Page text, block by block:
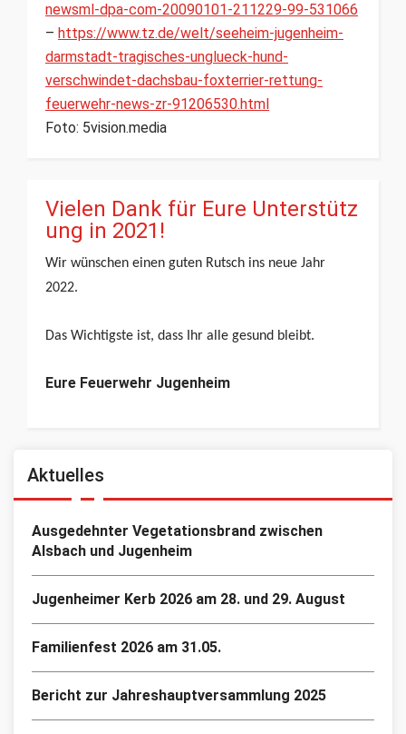
newsml-dpa-com-20090101-211229-99-531066
– https://www.tz.de/welt/seeheim-jugenheim-
darmstadt-tragisches-unglueck-hund-
verschwindet-dachsbau-foxterrier-rettung-
feuerwehr-news-zr-91206530.html
Foto: 5vision.media
Vielen Dank für Eure Unterstütz
ung in 2021!
Wir wünschen einen guten Rutsch ins neue Jahr
2022.
Das Wichtigste ist, dass Ihr alle gesund bleibt.
Eure Feuerwehr Jugenheim
Aktuelles
Ausgedehnter Vegetationsbrand zwischen
Alsbach und Jugenheim
Jugenheimer Kerb 2026 am 28. und 29. August
Familienfest 2026 am 31.05.
Bericht zur Jahreshauptversammlung 2025